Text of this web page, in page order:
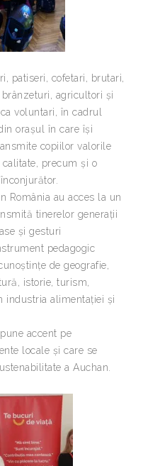
patiseri, cofetari, brutari,
agricultori și
voluntari, în cadrul
orașul în care își
copiilor valorile
precum și o
România au acces la un
tinerelor generații
și gesturi
pedagogic
de geografie,
istorie, turism,
industria alimentației și
accent pe
locale și care se
a Auchan.